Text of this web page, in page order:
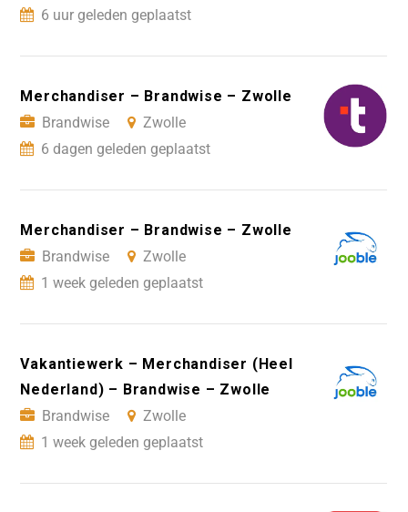
6 uur geleden geplaatst
Merchandiser – Brandwise – Zwolle
Brandwise
Zwolle
6 dagen geleden geplaatst
Merchandiser – Brandwise – Zwolle
Brandwise
Zwolle
1 week geleden geplaatst
Vakantiewerk – Merchandiser (Heel
Nederland) – Brandwise – Zwolle
Brandwise
Zwolle
1 week geleden geplaatst